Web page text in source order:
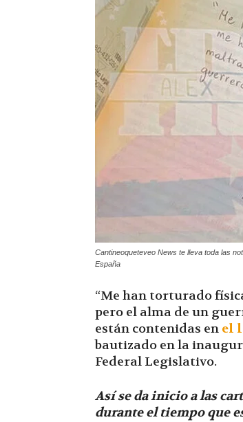
Cantineoqueteveo News te lleva toda las
España
“Me han torturado
pero el alma de un
están contenidas en el
bautizado en la
Federal Legislativo.
Así se da inicio a las
durante el tiempo que